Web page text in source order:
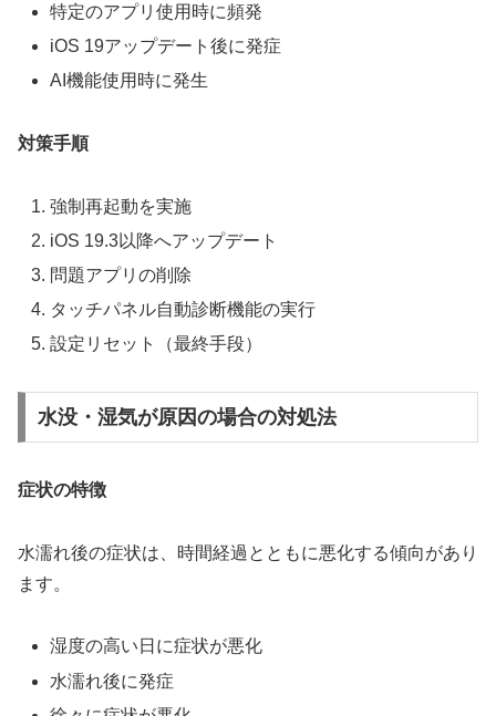
特定のアプリ使用時に頻発
iOS 19アップデート後に発症
AI機能使用時に発生
対策手順
強制再起動を実施
iOS 19.3以降へアップデート
問題アプリの削除
タッチパネル自動診断機能の実行
設定リセット（最終手段）
水没・湿気が原因の場合の対処法
症状の特徴
水濡れ後の症状は、時間経過とともに悪化する傾向があり
ます。
湿度の高い日に症状が悪化
水濡れ後に発症